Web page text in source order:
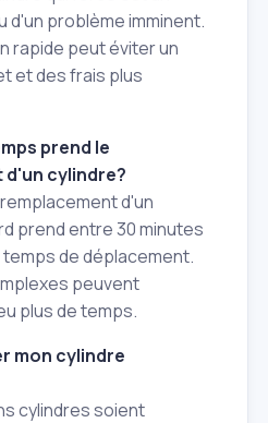
d'un problème imminent.
rapide peut éviter un
et des frais plus
prend le
cylindre?
d'un
prend entre 30 minutes
temps de déplacement.
peuvent
plus de temps.
mon cylindre
cylindres soient